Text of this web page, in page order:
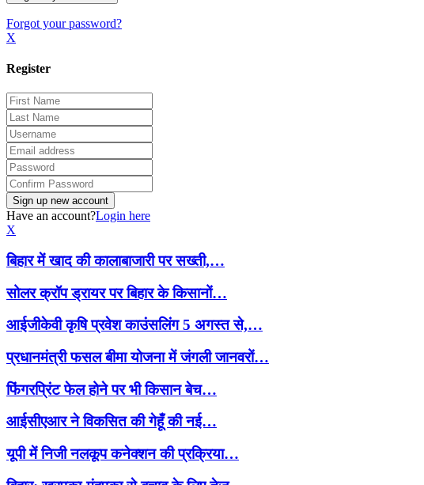
Forgot your password?
X
Register
Have an account?Login here
X
बिहार में खाद की कालाबाजारी पर सख्ती,…
सोलर क्रॉप ड्रायर पर बिहार के किसानों…
आईजीकेवी कृषि प्रवेश काउंसलिंग 5 अगस्त से,…
प्रधानमंत्री फसल बीमा योजना में जंगली जानवरों…
फिंगरप्रिंट फेल होने पर भी किसान बेच…
आईसीएआर ने विकसित की गेहूँ की नई…
यूपी में निजी नलकूप कनेक्शन की प्रक्रिया…